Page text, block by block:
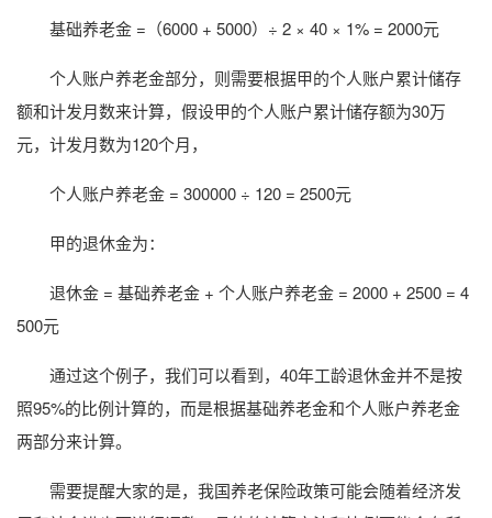
基础养老金 =（6000 + 5000）÷ 2 × 40 × 1% = 2000元
个人账户养老金部分，则需要根据甲的个人账户累计储存
额和计发月数来计算，假设甲的个人账户累计储存额为30万
元，计发月数为120个月，
个人账户养老金 = 300000 ÷ 120 = 2500元
甲的退休金为：
退休金 = 基础养老金 + 个人账户养老金 = 2000 + 2500 = 4
500元
通过这个例子，我们可以看到，40年工龄退休金并不是按
照95%的比例计算的，而是根据基础养老金和个人账户养老金
两部分来计算。
需要提醒大家的是，我国养老保险政策可能会随着经济发